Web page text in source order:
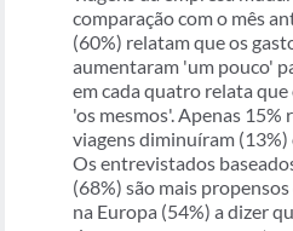
comparação com o mês
(60%) relatam que os
aumentaram 'um pouco'
em cada quatro relata
'os mesmos'. Apenas 15%
viagens diminuíram
Os entrevistados
(68%) são mais
na Europa (54%) a dizer